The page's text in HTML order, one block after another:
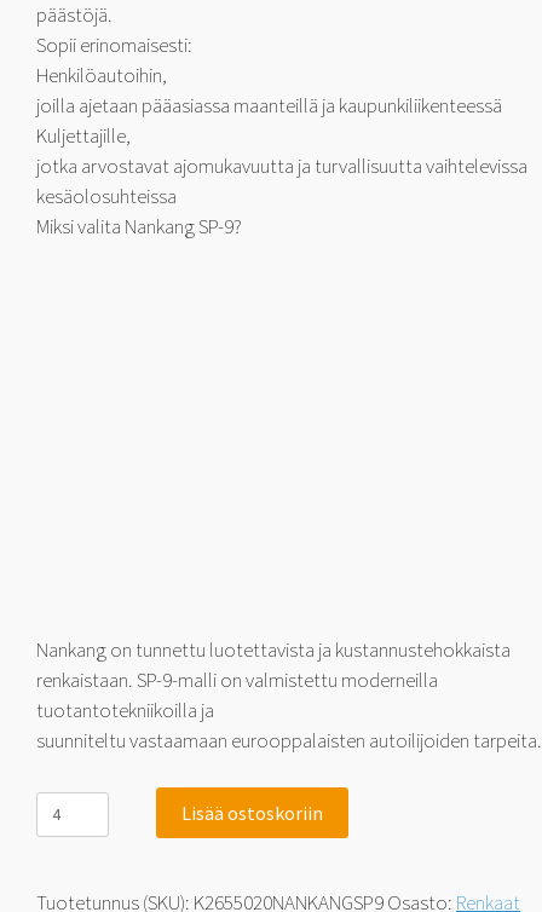
päästöjä.
Sopii erinomaisesti:
Henkilöautoihin,
joilla ajetaan pääasiassa maanteillä ja kaupunkiliikenteessä
Kuljettajille,
jotka arvostavat ajomukavuutta ja turvallisuutta vaihtelevissa
kesäolosuhteissa
Miksi valita Nankang SP-9?
Nankang on tunnettu luotettavista ja kustannustehokkaista
renkaistaan. SP-9-malli on valmistettu moderneilla
tuotantotekniikoilla ja
suunniteltu vastaamaan eurooppalaisten autoilijoiden tarpeita.
Nankang
SP-
9
Lisää ostoskoriin
Tuotetunnus (SKU): K2655020NANKANGSP9Osasto: Renkaat